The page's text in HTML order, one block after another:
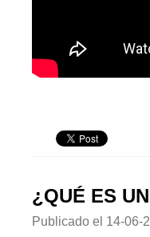
¿QUÉ ES
Publicado el 14-06-